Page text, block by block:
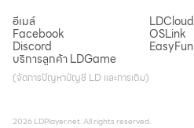
อีเมล์
Facebook
Discord
บริการลูกค้า LDGame
(จัดการปัญหาบัญชี LD และการเติม)
LDCloud
OSLink
EasyFun
2026 LDPlayer.net. All rights reserved.